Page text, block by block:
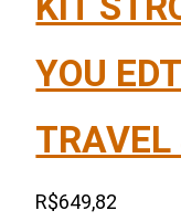
YOU
TRAVEL
R$649,82